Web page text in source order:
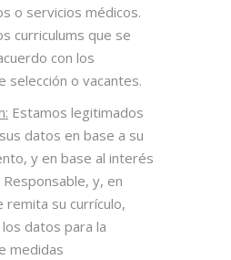
o servicios médicos.
curriculums que se
con los
selección o vacantes.
Estamos legitimados
datos en base a su
y en base al interés
y, en
remita su currículo,
datos para la
medidas